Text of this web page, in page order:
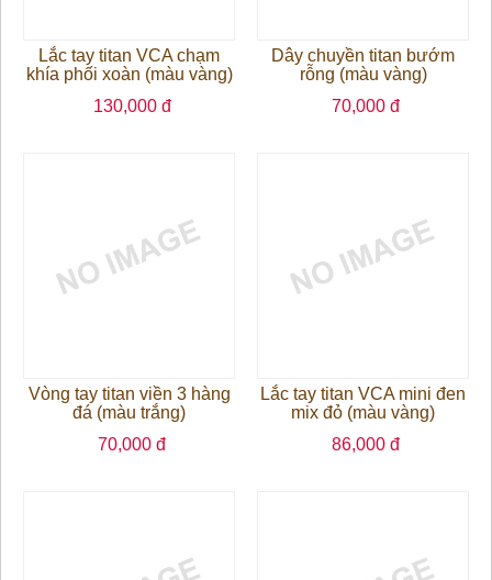
Lắc tay titan VCA chạm
khía phối xoàn (màu vàng)
130,000 đ
Dây chuyền titan bướm
rỗng (màu vàng)
70,000 đ
Vòng tay titan viền 3 hàng
đá (màu trắng)
70,000 đ
Lắc tay titan VCA mini đen
mix đỏ (màu vàng)
86,000 đ